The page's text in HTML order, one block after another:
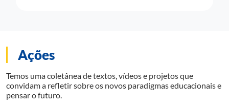
Ações
Temos uma coletânea de textos, vídeos e projetos que
convidam a refletir sobre os novos paradigmas educacionais e
pensar o futuro.